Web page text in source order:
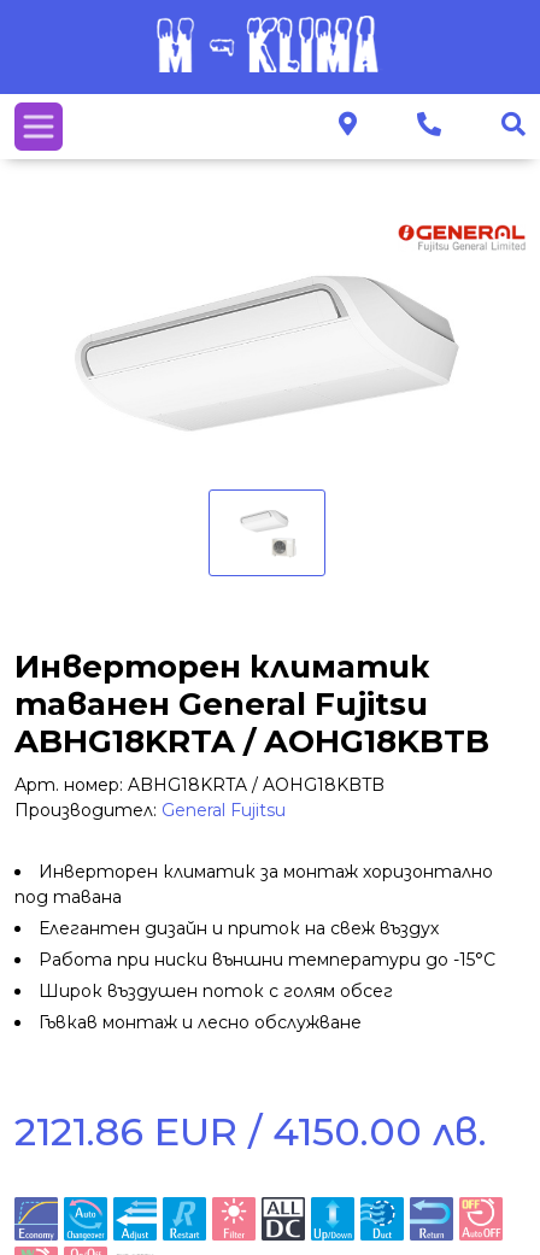
Инверторен климатик
таванен General Fujitsu
ABHG18KRTA / AOHG18KBTB
Арт. номер: ABHG18KRTA / AOHG18KBTB
Производител: General Fujitsu
Инверторен климатик за монтаж хоризонтално
под тавана
Елегантен дизайн и приток на свеж въздух
Работа при ниски външни температури до -15°C
Широк въздушен поток с голям обсег
Гъвкав монтаж и лесно обслужване
2121.86 EUR / 4150.00 лв.